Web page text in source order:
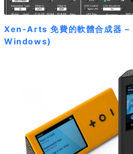
Xen-Arts 免費的軟體合成器
Windows)